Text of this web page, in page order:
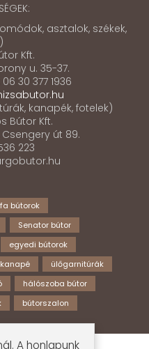
asztalok, székek,
Kft.
u. 35-37.
06 30 377 1936
kanapék, fotelek)
Bútor Kft.
út 89.
223
fa bútorok
Senator bútor
egyedi bútorok
kanapé
ülőgarnitúrák
hálószoba bútor
bútorszalon
A honlapunk